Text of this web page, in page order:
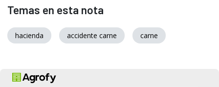
Temas en esta nota
hacienda accidente carne carne